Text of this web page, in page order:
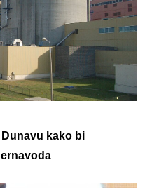
kako bi